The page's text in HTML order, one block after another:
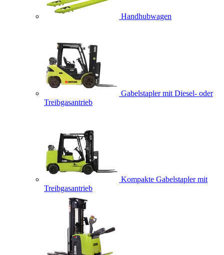
Handhubwagen
Gabelstapler mit Diesel- oder
Treibgasantrieb
Kompakte Gabelstapler mit
Treibgasantrieb